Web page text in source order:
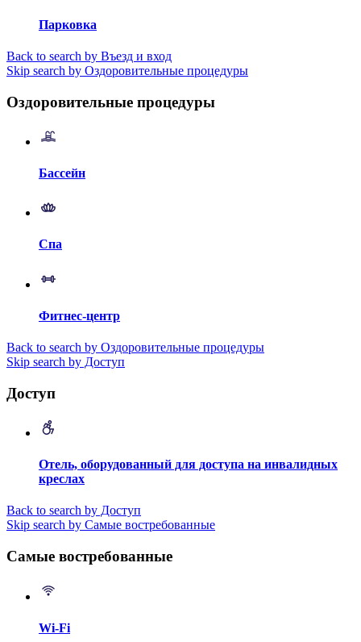
Парковка
Back to search by Въезд и вход
Skip search by Оздоровительные процедуры
Оздоровительные процедуры
Бассейн
Спа
Фитнес-центр
Back to search by Оздоровительные процедуры
Skip search by Доступ
Доступ
Отель, оборудованный для доступа на инвалидных
креслах
Back to search by Доступ
Skip search by Самые востребованные
Самые востребованные
Wi-Fi